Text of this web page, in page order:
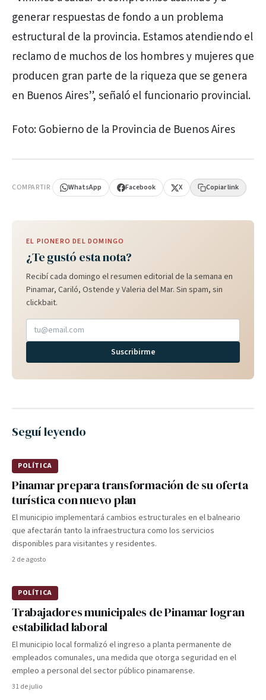
generar respuestas de fondo a un problema
estructural de la provincia. Estamos atendiendo el
reclamo de muchos de los hombres y mujeres que
producen gran parte de la riqueza que se genera
en Buenos Aires”, señaló el funcionario provincial.
Foto: Gobierno de la Provincia de Buenos Aires
COMPARTIR WhatsApp Facebook X Copiar link
EL PIONERO DEL DOMINGO
¿Te gustó esta nota?
Recibí cada domingo el resumen editorial de la semana en
Pinamar, Cariló, Ostende y Valeria del Mar. Sin spam, sin
clickbait.
Suscribirme
Seguí leyendo
POLÍTICA
Pinamar prepara transformación de su oferta
turística con nuevo plan
El municipio implementará cambios estructurales en el balneario
que afectarán tanto la infraestructura como los servicios
disponibles para visitantes y residentes.
2 de agosto
POLÍTICA
Trabajadores municipales de Pinamar logran
estabilidad laboral
El municipio local formalizó el ingreso a planta permanente de
empleados comunales, una medida que otorga seguridad en el
empleo a personal del sector público pinamarense.
31 de julio